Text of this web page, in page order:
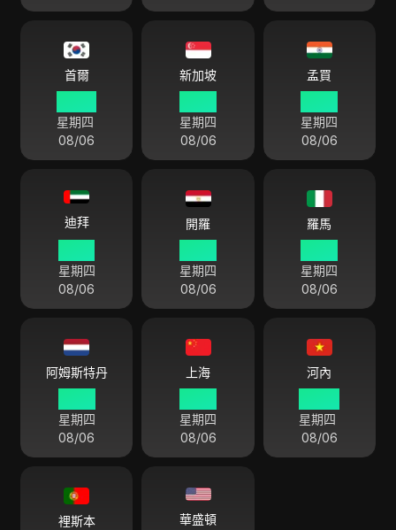
首爾
星期四
08/06
新加坡
星期四
08/06
孟買
星期四
08/06
迪拜
星期四
08/06
開羅
星期四
08/06
羅馬
星期四
08/06
阿姆斯特丹
星期四
08/06
上海
星期四
08/06
河內
星期四
08/06
裡斯本 華盛頓